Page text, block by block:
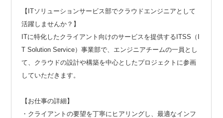
【ITソリューションサービス部でクラウドエンジニアとして
活躍しませんか？】
ITに特化したクライアント向けのサービスを提供するITSS（I
T Solution Service）事業部で、エンジニアチームの一員とし
て、クラウドの設計や構築を中心としたプロジェクトに参画
していただきます。
【お仕事の詳細】
・クライアントの要望を丁寧にヒアリングし、最適なインフ